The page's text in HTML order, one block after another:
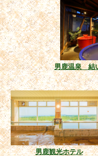
男鹿温泉 結
男鹿観光ホテル